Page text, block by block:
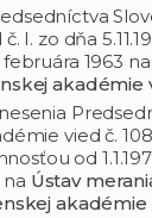
I. zo dňa
1963 na
akadémie
vied č.
od
Ústav
akadémie